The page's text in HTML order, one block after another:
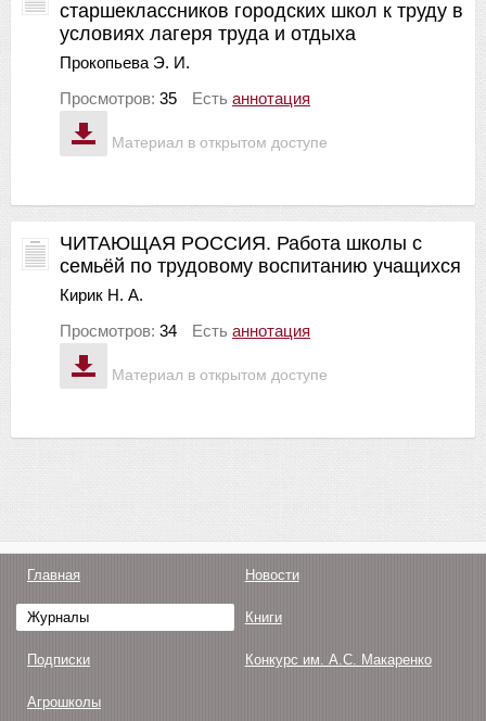
Материал в открытом доступе
старшеклассников городских школ к труду в
условиях лагеря труда и отдыха
Прокопьева Э. И.
Просмотров: 35 Есть аннотация
Материал в открытом доступе
ЧИТАЮЩАЯ РОССИЯ. Работа школы с
семьёй по трудовому воспитанию учащихся
Кирик Н. А.
Просмотров: 34 Есть аннотация
Главная Новости
Журналы Книги
Подписки Конкурс им. А.С. Макаренко
Агрошколы